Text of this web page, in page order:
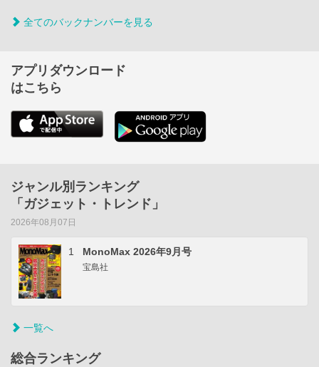
全てのバックナンバーを見る
アプリダウンロード
はこちら
ジャンル別ランキング
「ガジェット・トレンド」
2026年08月07日
1 MonoMax 2026年9月号
宝島社
一覧へ
総合ランキング